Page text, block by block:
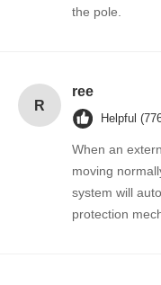
the pole.
R
ree
Helpful
When an
moving
system will
protection